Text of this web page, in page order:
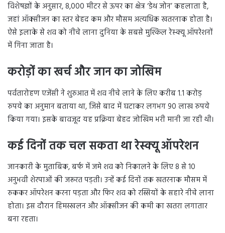
विशेषज्ञों के अनुसार, 8,000 मीटर से ऊपर का क्षेत्र ‘डेथ जोन’ कहलाता है,
जहां ऑक्सीजन का स्तर बेहद कम और मौसम अत्यधिक खतरनाक होता है।
ऐसे इलाके से शव को नीचे लाना दुनिया के सबसे मुश्किल रेस्क्यू ऑपरेशनों
में गिना जाता है।
करोड़ों का खर्च और जान का जोखिम
पर्वतारोहण एजेंसी ने शुरुआत में शव नीचे लाने के लिए करीब 1.1 करोड़
रुपये का अनुमान बताया था, जिसे बाद में घटाकर लगभग 90 लाख रुपये
किया गया। इसके बावजूद यह प्रक्रिया बेहद जोखिम भरी मानी जा रही थी।
कई दिनों तक चल सकता था रेस्क्यू ऑपरेशन
जानकारी के मुताबिक, बर्फ में जमे शव को निकालने के लिए 8 से 10
अनुभवी शेरपाओं की जरूरत पड़ती। उन्हें कई दिनों तक खतरनाक मौसम में
रुककर ऑपरेशन करना पड़ता और फिर शव को रस्सियों के सहारे नीचे लाना
होता। इस दौरान हिमस्खलन और ऑक्सीजन की कमी का खतरा लगातार
बना रहता।